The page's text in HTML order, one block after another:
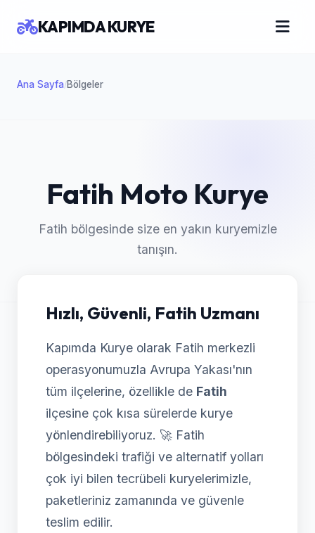
Ana Sayfa/Bölgeler
KAPIMDA KURYE
Fatih Moto Kurye
Fatih bölgesinde size en yakın kuryemizle
tanışın.
Hızlı, Güvenli, Fatih Uzmanı
Kapımda Kurye olarak Fatih merkezli
operasyonumuzla Avrupa Yakası'nın
tüm ilçelerine, özellikle de Fatih
ilçesine çok kısa sürelerde kurye
yönlendirebiliyoruz. 🚀 Fatih
bölgesindeki trafiği ve alternatif yolları
çok iyi bilen tecrübeli kuryelerimizle,
paketleriniz zamanında ve güvenle
teslim edilir.